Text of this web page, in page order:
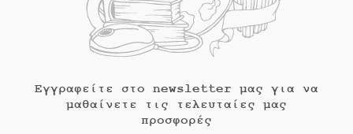
Εγγραφείτε στο newsletter μας για να
μαθαίνετε τις τελευταίες μας
προσφορές